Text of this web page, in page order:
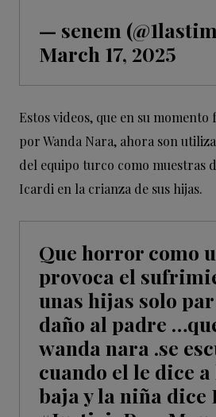
— senem
March 17, 2025
Estos videos, que en su
por Wanda Nara, ahora son
del equipo turco como muestras
Icardi en la crianza de sus hijas.
Que horror como
provoca el
unas hijas solo
daño al padre
wanda nara .se
cuando el le dice a
baja y la niña dice